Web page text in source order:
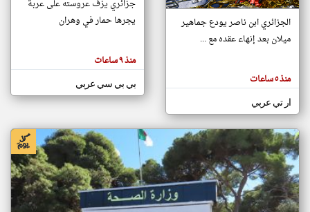
مصادر الأخبار من الجزائر
اخبار الجزائر على مدار الساعة
أهم اخبار الجزائر العاجلة والمباشرة
الموجوده
هنا عن
وجهة
كاتبيها.
الجزائري ابن ناصر يودع جماهير
ميلان بعد إنهاء عقده مع ...
منذ ٥ ساعات
ار تي عربي
جزائري يزف عروسته على عربة
يجرها حمار في وهران
منذ ٩ ساعات
بي بي سي عربي
klyoum.com